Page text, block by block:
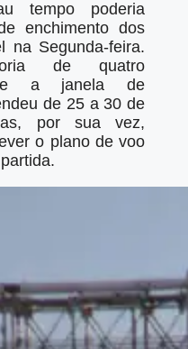
tempo poderia
enchimento dos
na Segunda-feira.
de quatro
a janela de
de 25 a 30 de
por sua vez,
o plano de voo